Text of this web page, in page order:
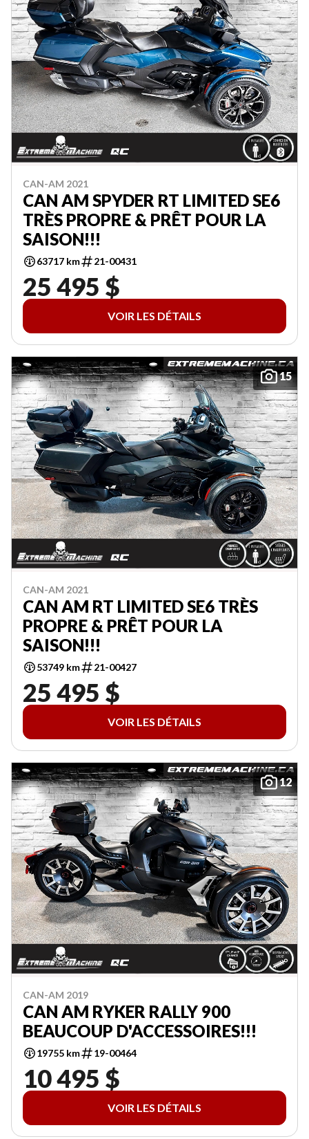
CAN-AM 2021
CAN AM SPYDER RT LIMITED SE6
TRÈS PROPRE & PRÊT POUR LA
SAISON!!!
63717 km 21-00431
25 495 $
VOIR LES DÉTAILS
15
CAN-AM 2021
CAN AM RT LIMITED SE6 TRÈS
PROPRE & PRÊT POUR LA
SAISON!!!
53749 km 21-00427
25 495 $
VOIR LES DÉTAILS
12
CAN-AM 2019
CAN AM RYKER RALLY 900
BEAUCOUP D'ACCESSOIRES!!!
19755 km 19-00464
10 495 $
VOIR LES DÉTAILS